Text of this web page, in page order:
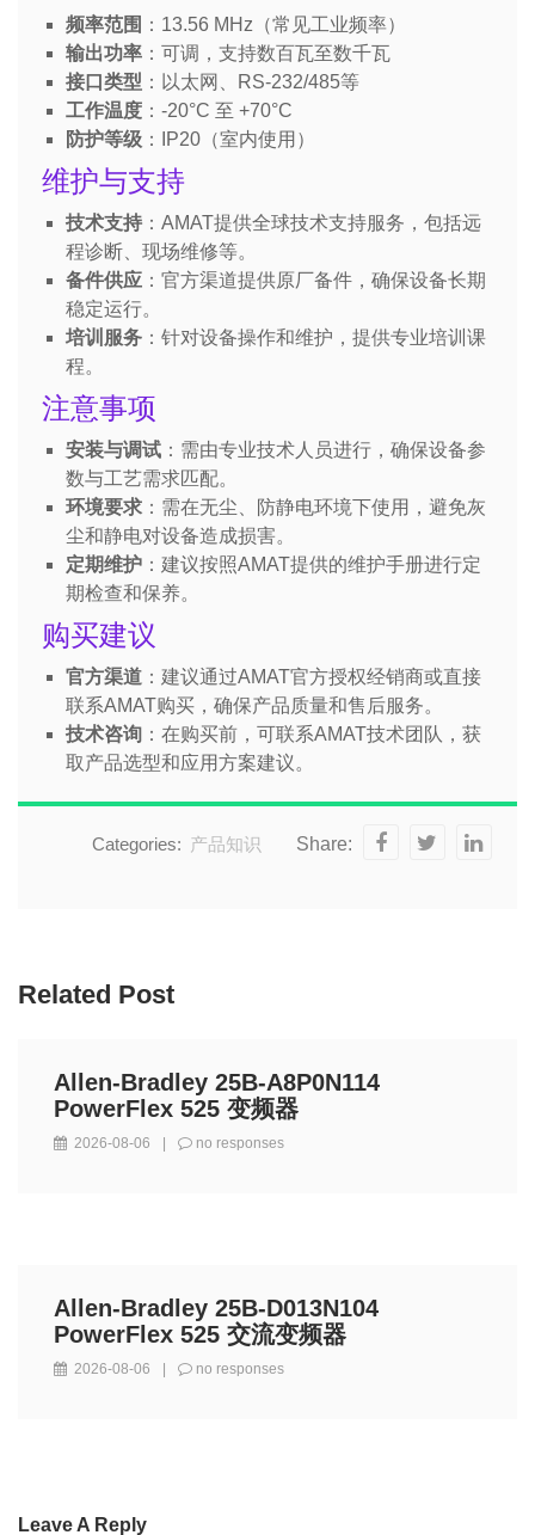
频率范围 ：13.56 MHz（常见工业频率）
输出功率 ：可调，支持数百瓦至数千瓦
接口类型 ：以太网、RS-232/485等
工作温度 ：-20°C 至 +70°C
防护等级 ：IP20（室内使用）
维护与支持
技术支持 ：AMAT提供全球技术支持服务，包括远
程诊断、现场维修等。
备件供应 ：官方渠道提供原厂备件，确保设备长期
稳定运行。
培训服务 ：针对设备操作和维护，提供专业培训课
程。
注意事项
安装与调试 ：需由专业技术人员进行，确保设备参
数与工艺需求匹配。
环境要求 ：需在无尘、防静电环境下使用，避免灰
尘和静电对设备造成损害。
定期维护 ：建议按照AMAT提供的维护手册进行定
期检查和保养。
购买建议
官方渠道 ：建议通过AMAT官方授权经销商或直接
联系AMAT购买，确保产品质量和售后服务。
技术咨询 ：在购买前，可联系AMAT技术团队，获
取产品选型和应用方案建议。
Categories: 产品知识 Share:
Related Post
Allen-Bradley 25B-A8P0N114
PowerFlex 525 变频器
2026-08-06 no responses
Allen-Bradley 25B-D013N104
PowerFlex 525 交流变频器
2026-08-06 no responses
Leave A Reply